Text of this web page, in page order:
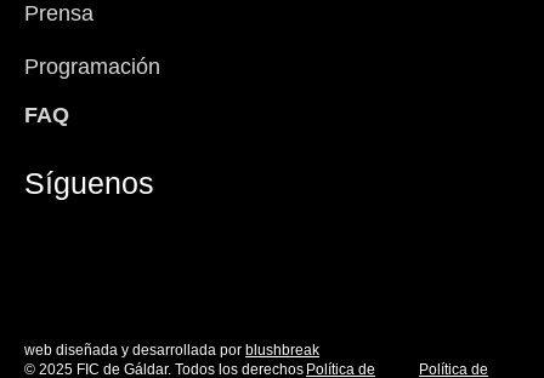
Prensa
Programación
FAQ
Síguenos
© 2025 FIC de Gáldar. Todos los derechos Política de Política de
web diseñada y desarrollada por blushbreak